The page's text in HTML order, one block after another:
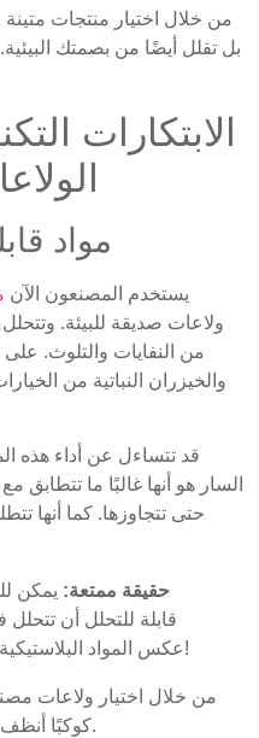
من خلال اختيار منتجات
بل تقلل أيضًا من بصمتك
الابتكارات
مواد
يستخدم المصنعون الآن
ولاعات صديقة للبيئة.
من النفايات والتلوث. على
والخيزران النباتية من
قد تتساءل عن أداء هذه
السار هو أنها غالبًا ما تتطابق
حتى تتجاوزها. كما أنها
حقيقة ممتعة: يمكن
قابلة للتحلل أن
عكس المواد البلاستيكية التقليدية التي تستغرق قرونًا!
من خلال اختيار ولاعات
كوكبًا أنظف وتشجع الابتكار في التصنيع الأخضر.